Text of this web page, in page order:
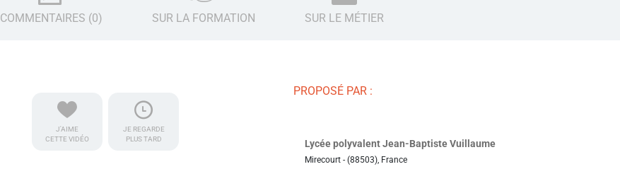
COMMENTAIRES (0) SUR LA FORMATION SUR LE MÉTIER
J'AIME
CETTE VIDÉO
JE REGARDE
PLUS TARD
PROPOSÉ PAR :
Lycée polyvalent Jean-Baptiste Vuillaume
Mirecourt - (88503), France